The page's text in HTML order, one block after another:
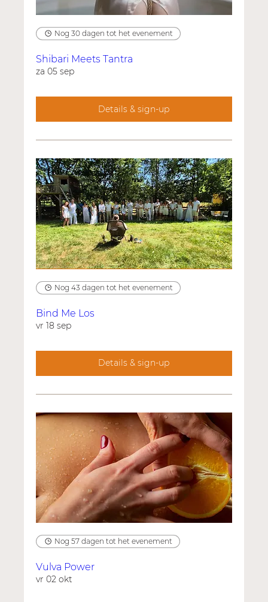
Nog 30 dagen tot het evenement
Shibari Meets Tantra
za 05 sep
Details & sign-up
Nog 43 dagen tot het evenement
Bind Me Los
vr 18 sep
Details & sign-up
Nog 57 dagen tot het evenement
Vulva Power
vr 02 okt